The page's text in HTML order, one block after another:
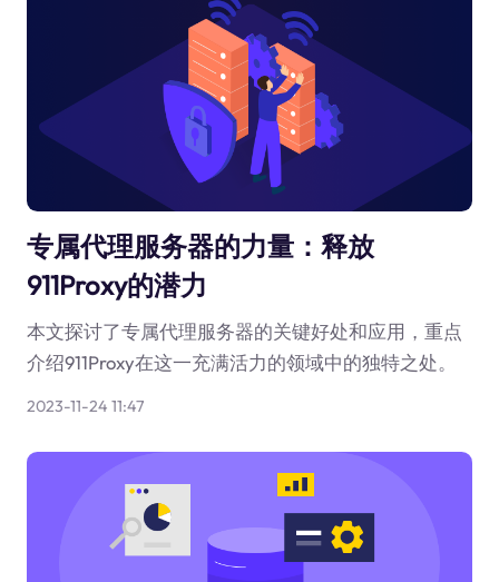
专属代理服务器的力量：释放
911Proxy的潜力
本文探讨了专属代理服务器的关键好处和应用，重点
介绍911Proxy在这一充满活力的领域中的独特之处。
2023-11-24 11:47